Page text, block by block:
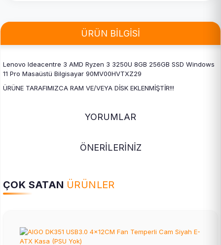
ÜRÜN BİLGİSİ
Lenovo Ideacentre 3 AMD Ryzen 3 3250U 8GB 256GB SSD Windows
11 Pro Masaüstü Bilgisayar 90MV00HVTXZ29
ÜRÜNE TARAFIMIZCA RAM VE/VEYA DİSK EKLENMİŞTİR!!!
YORUMLAR
ÖNERİLERİNİZ
ÇOK SATAN ÜRÜNLER